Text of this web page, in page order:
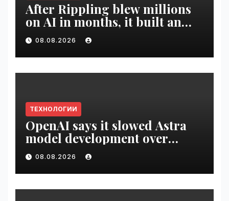
After Rippling blew millions
on AI in months, it built an
employee ROI tool |
VseTime.ru
08.08.2026
ТЕХНОЛОГИИ
OpenAI says it slowed Astra
model development over
security concerns | VseTime.ru
08.08.2026